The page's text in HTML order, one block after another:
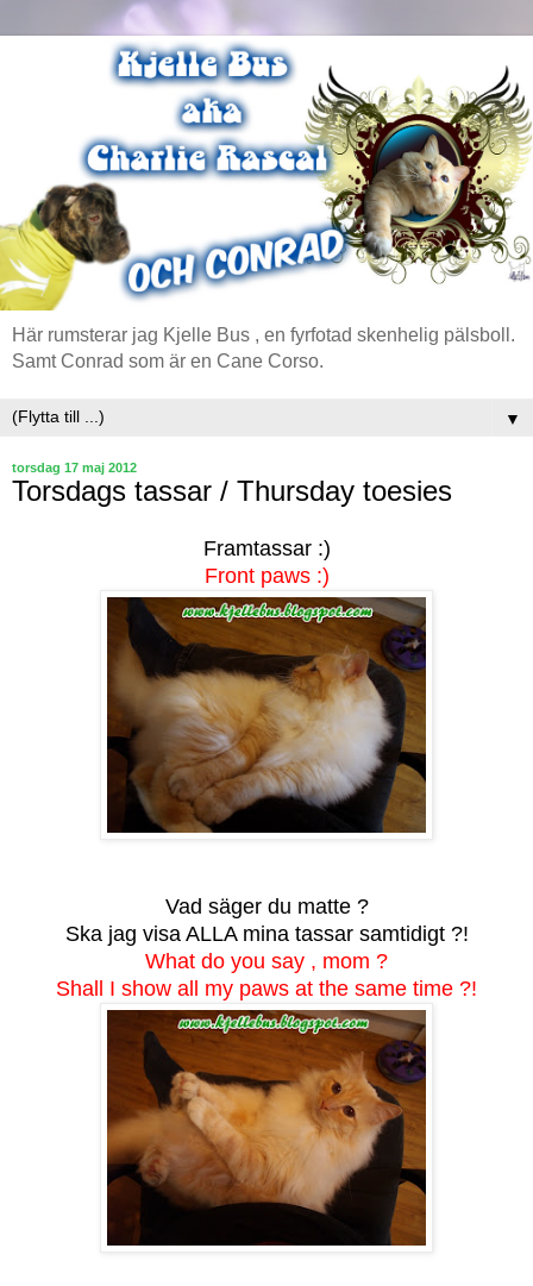
Här rumsterar jag Kjelle Bus , en fyrfotad skenhelig pälsboll.
Samt Conrad som är en Cane Corso.
▼
torsdag 17 maj 2012
Torsdags tassar / Thursday toesies
Framtassar :)
Front paws :)
Vad säger du matte ?
Ska jag visa ALLA mina tassar samtidigt ?!
What do you say , mom ?
Shall I show all my paws at the same time ?!